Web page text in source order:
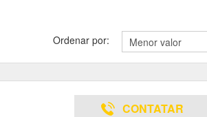
Ordenar por:
CONTATAR